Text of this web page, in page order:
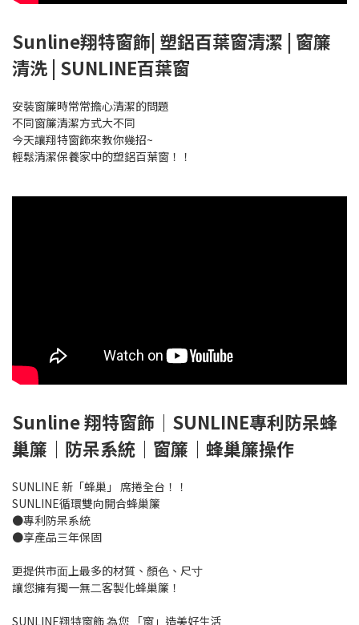
Sunline翔特窗飾| 塑鋁百葉窗清潔 | 窗簾
清洗 | SUNLINE百葉窗
安裝窗簾時常常擔⼼清潔的問題
不同窗簾清潔⽅式⼤不同
今天讓翔特窗飾來教你幾招~
輕鬆清潔保養家中的塑鋁百葉窗！！
Sunline 翔特窗飾｜SUNLINE專利防呆蜂
巢簾｜防呆系統｜窗簾｜蜂巢簾操作
SUNLINE 新「蜂巢」 席捲全台！！
SUNLINE循環雙向開合蜂巢簾
●專利防呆系統
●享產品三年保固
更提供市⾯上最多的材質、顏⾊、尺⼨
讓您擁有獨⼀無⼆客製化蜂巢簾！
SUNLINE翔特窗飾 為您 「窗」造美好⽣活